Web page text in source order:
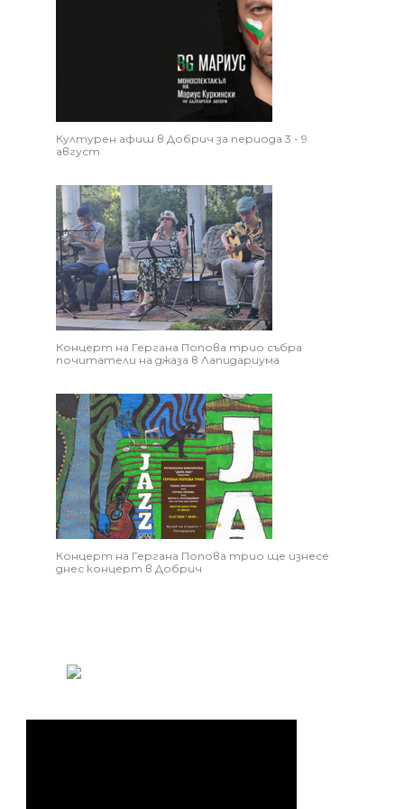
Културен афиш в Добрич за периода 3 - 9
август
Концерт на Гергана Попова трио събра
почитатели на джаза в Лапидариума
Концерт на Гергана Попова трио ще изнесе
днес концерт в Добрич